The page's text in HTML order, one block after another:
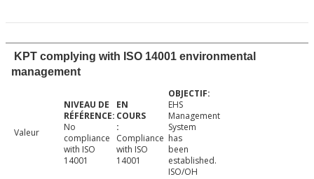
KPT complying with ISO 14001 environmental
management
Valeur
No
compliance
with ISO
14001
Compliance
with ISO
14001
EHS
Management
System
has
been
established.
ISO/OH